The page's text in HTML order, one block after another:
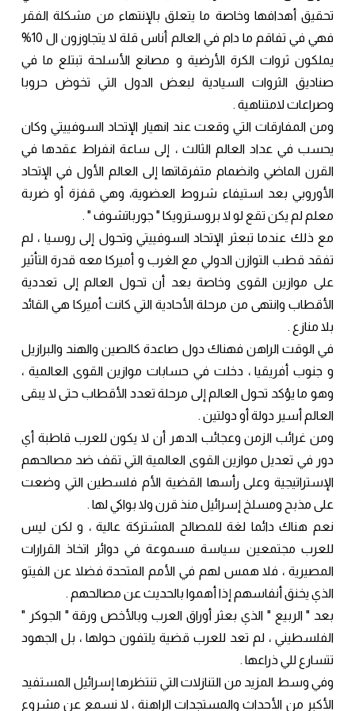
تحقيق أهدافها وخاصة ما يتعلق بالإنتهاء من مشكلة الفقر
فهي في تفاقم ما دام في العالم أناس قلة لا يتجاوزون ال 10%
يملكون ثروات الكرة الأرضية و مصانع الأسلحة تبتلع ما في
صناديق الثروات السيادية لبعض الدول التي تخوض حروبا
وصراعات لامتناهية .
ومن المفارقات التي وقعت عند انهيار الإتحاد السوفييتي وكان
يحسب في عداد العالم الثالث ، إلى ساعة انفراط عقدها في
القرن الماضي وانضمام متفرقاتها إلى العالم الأول في الإتحاد
الأوروبي بعد استيفاء شروط العضوية، وهي قفزة أو ضربة
معلم لم يكن تقع لو لا بروسترويكا " جورباتشوف " .
مع ذلك عندما تبعثر الإتحاد السوفييتي وتحول إلى روسيا ، لم
تفقد قطب التوازن الدولي مع الغرب و أميركا معه قدرة التأثير
على موازين القوى وخاصة بعد أن تحول العالم إلى تعددية
الأقطاب وانتهى من مرحلة الأحادية التي كانت أميركا هي القائد
بلا منازع .
في الوقت الراهن فهناك دول صاعدة كالصين والهند والبرازيل
و جنوب أفريقيا ، دخلت في حسابات موازين القوى العالمية ،
وهو ما يؤكد تحول العالم إلى مرحلة تعدد الأقطاب حتى لا يبقى
العالم أسير دولة أو دولتين .
ومن غرائب الزمن وعجائب الدهر أن لا يكون للعرب قاطبة أي
دور في تعديل موازين القوى العالمية التي تقف ضد مصالحهم
الإستراتيجية وعلى رأسها القضية الأم فلسطين التي وضعت
على مذبح ومسلخ إسرائيل منذ قرن ولا بواكي لها .
نعم هناك دائما لغة للمصالح المشتركة عالية ، و لكن ليس
للعرب مجتمعين سياسة مسموعة في دوائر اتخاذ القرارات
المصيرية ، فلا همس لهم في الأمم المتحدة فضلا عن الفيتو
الذي يخنق أنفاسهم إذا أهموا بالحديث عن مصالحهم .
بعد " الربيع " الذي بعثر أوراق العرب وبالأخص ورقة " الجوكر "
الفلسطيني ، لم تعد للعرب قضية يلتفون حولها ، بل الجهود
تتسارع للي ذراعها .
وفي وسط المزيد من التنازلات التي تنتظرها إسرائيل المستفيد
الأكبر من الأحداث والمستجدات الراهنة ، لا نسمع عن مشروع